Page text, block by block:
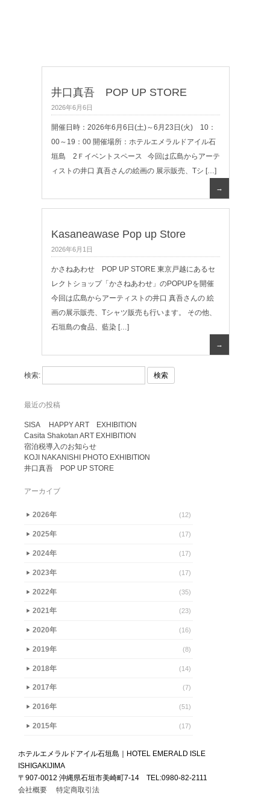
井口真吾 POP UP STORE
2026年6月6日
開催日時：2026年6月6日(土)～6月23日(火) 10：
00～19：00 開催場所：ホテルエメラルドアイル石
垣島 2Ｆイベントスペース 今回は広島からアーテ
ィストの井口 真吾さんの絵画の 展示販売、Tシ […]
→
Kasaneawase Pop up Store
2026年6月1日
かさねあわせ POP UP STORE 東京戸越にあるセ
レクトショップ「かさねあわせ」のPOPUPを開催
今回は広島からアーティストの井口 真吾さんの 絵
画の展示販売、Tシャツ販売も行います。 その他、
石垣島の食品、藍染 […]
→
検索:
最近の投稿
SISA HAPPY ART EXHIBITION
Casita Shakotan ART EXHIBITION
宿泊税導入のお知らせ
KOJI NAKANISHI PHOTO EXHIBITION
井口真吾 POP UP STORE
アーカイブ
▶ 2026年 (12)
▶ 2025年 (17)
▶ 2024年 (17)
▶ 2023年 (17)
▶ 2022年 (35)
▶ 2021年 (23)
▶ 2020年 (16)
▶ 2019年 (8)
▶ 2018年 (14)
▶ 2017年 (7)
▶ 2016年 (51)
▶ 2015年 (17)
ホテルエメラルドアイル石垣島｜HOTEL EMERALD ISLE
ISHIGAKIJIMA
〒907-0012 沖縄県石垣市美崎町7-14 TEL:0980-82-2111
会社概要
特定商取引法